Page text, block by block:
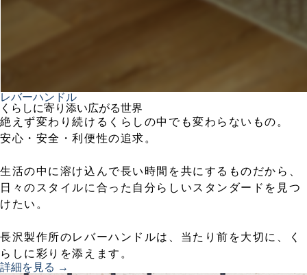
レバーハンドル
くらしに寄り添い広がる世界
絶えず変わり続けるくらしの中でも変わらないもの。
安心・安全・利便性の追求。
生活の中に溶け込んで長い時間を共にするものだから、
日々のスタイルに合った自分らしいスタンダードを見つ
けたい。
長沢製作所のレバーハンドルは、当たり前を大切に、く
らしに彩りを添えます。
詳細を見る →